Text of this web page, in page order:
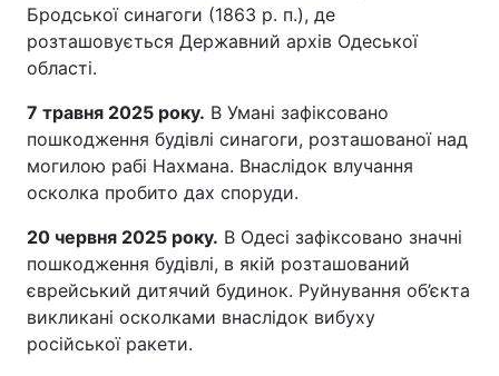
Бродської синагоги (1863 р. п.), де
розташовується Державний архів Одеської
області.
7 травня 2025 року. В Умані зафіксовано
пошкодження будівлі синагоги, розташованої над
могилою рабі Нахмана. Внаслідок влучання
осколка пробито дах споруди.
20 червня 2025 року. В Одесі зафіксовано значні
пошкодження будівлі, в якій розташований
єврейський дитячий будинок. Руйнування об’єкта
викликані осколками внаслідок вибуху
російської ракети.